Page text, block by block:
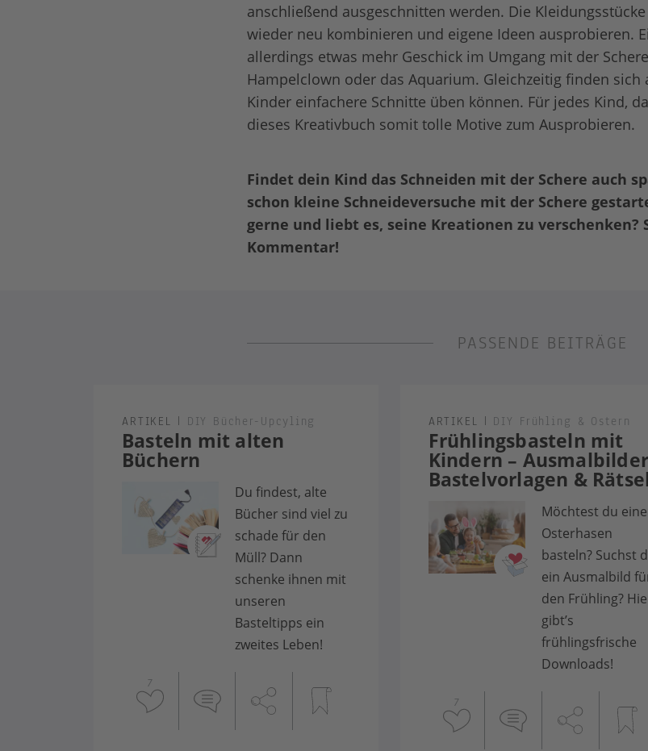
anschließend ausgeschnitten werden. Die
wieder neu kombinieren und eigene Ideen ausprobieren.
allerdings etwas mehr Geschick im Umgang mit der
Hampelclown oder das Aquarium. Gleichzeitig finden
Kinder einfachere Schnitte üben können. Für jedes Kind,
dieses Kreativbuch somit tolle Motive zum Ausprobieren.
Findet dein Kind das Schneiden mit der Schere auch
schon kleine Schneideversuche mit der Schere
gerne und liebt es, seine Kreationen zu verschenken?
Kommentar!
PASSENDE BEITRÄGE
Basteln mit alten
Büchern
ARTIKEL | DIY Bücher-Upcyling
Du findest, alte
Bücher sind viel zu
schade für den
Müll? Dann
schenke ihnen mit
unseren
Basteltipps ein
zweites Leben!
7
Frühlingsbasteln mit
Kindern –
Bastelvorlagen & Rätsel
ARTIKEL | DIY Frühling & Ostern
Möchtest du
Osterhasen
basteln? Suchst
ein Ausmalbild
den Frühling?
gibt’s
frühlingsfrische
Downloads!
7